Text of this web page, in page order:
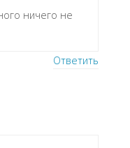
ничего не
Ответить